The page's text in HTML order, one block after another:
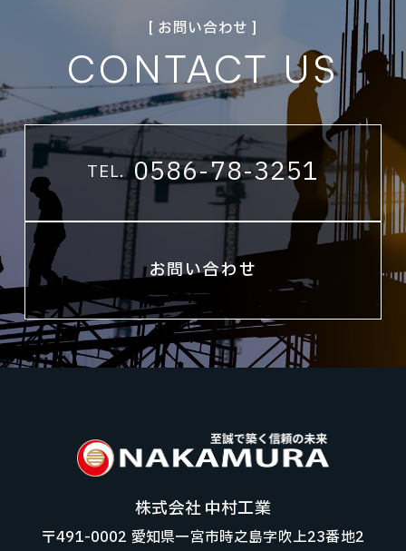
[ お問い合わせ ]
CONTACT US
TEL. 0586-78-3251
お問い合わせ
株式会社 中村工業
〒491-0002 愛知県一宮市時之島字吹上23番地2